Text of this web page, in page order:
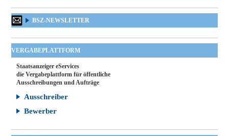
BSZ-NEWSLETTER
VERGABEPLATTFORM
Staatsanzeiger eServices
die Vergabeplattform für öffentliche
Ausschreibungen und Aufträge
Ausschreiber
Bewerber